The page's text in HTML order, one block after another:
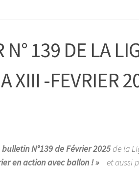
N° 139 DE LA
XIII -FEVRIER
bulletin N°139 de Février 2025de la
en action avec ballon ! » et aussi